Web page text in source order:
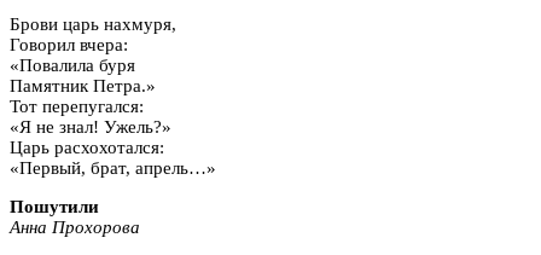
Брови царь нахмуря,
Говорил вчера:
«Повалила буря
Памятник Петра.»
Тот перепугался:
«Я не знал! Ужель?»
Царь расхохотался:
«Первый, брат, апрель…»
Пошутили
Анна Прохорова